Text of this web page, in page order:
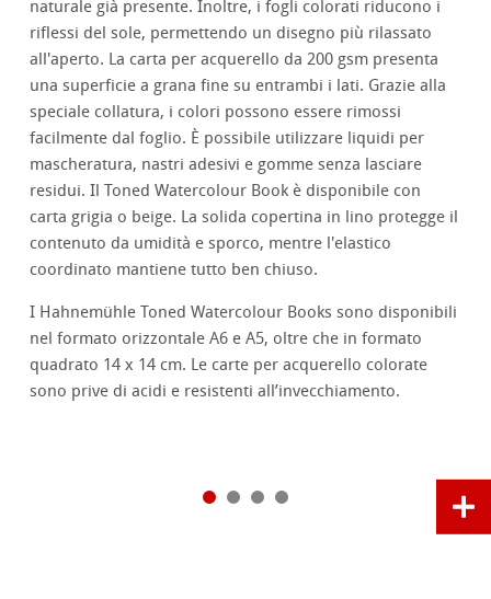
naturale già presente. Inoltre, i fogli colorati riducono i
riflessi del sole, permettendo un disegno più rilassato
all'aperto. La carta per acquerello da 200 gsm presenta
una superficie a grana fine su entrambi i lati. Grazie alla
speciale collatura, i colori possono essere rimossi
facilmente dal foglio. È possibile utilizzare liquidi per
mascheratura, nastri adesivi e gomme senza lasciare
residui. Il Toned Watercolour Book è disponibile con
carta grigia o beige. La solida copertina in lino protegge il
contenuto da umidità e sporco, mentre l'elastico
coordinato mantiene tutto ben chiuso.
I Hahnemühle Toned Watercolour Books sono disponibili
nel formato orizzontale A6 e A5, oltre che in formato
quadrato 14 x 14 cm. Le carte per acquerello colorate
sono prive di acidi e resistenti all’invecchiamento.